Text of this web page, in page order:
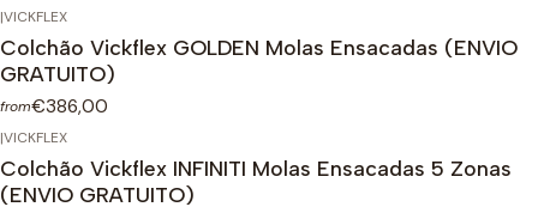
|VICKFLEX
Colchão Vickflex GOLDEN Molas Ensacadas (ENVIO
GRATUITO)
from€386,00
-5% OFF
|VICKFLEX
Colchão Vickflex INFINITI Molas Ensacadas 5 Zonas
(ENVIO GRATUITO)